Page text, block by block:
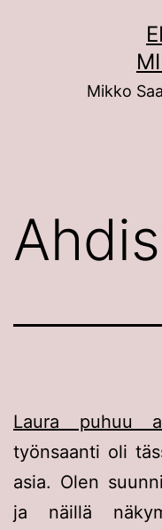
Mikko
Laura puhuu
työnsaanti oli
asia. Olen
ja näillä